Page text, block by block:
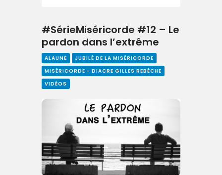
#SérieMiséricorde #12 – Le
pardon dans l’extrême
ALAUNE
JUBILÉ DE LA MISÉRICORDE
MISÉRICORDE - DIACRE GILLES REBÊCHE
VIDÉOS